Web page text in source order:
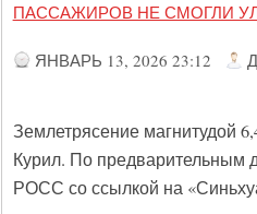
ПАССАЖИРОВ НЕ СМОГЛИ
ЯНВАРЬ 13, 2026 23:12
Землетрясение магнитудой
Курил. По предварительным
РОСС со ссылкой на